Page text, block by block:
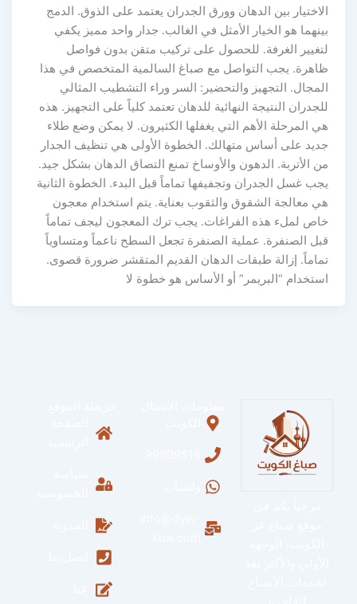
الاختيار بين الدهان وورق الجدران يعتمد على الذوق. الدمج
بينهما هو الخيار الأمثل في الغالب. جدار واحد مميز يكفي
لتغيير الغرفة. للحصول على تركيب متقن بدون فواصل
ظاهرة. يجب التواصل مع صباغ السالمية المتخصص في هذا
المجال. التجهيز والتحضير: السر وراء التشطيب المثالي
للجدران النتيجة النهائية للدهان تعتمد كلياً على التجهيز. هذه
هي المرحلة الأهم التي يغفلها الكثيرون. لا يمكن وضع طلاء
جديد على أساس متهالك. الخطوة الأولى هي تنظيف الجدار
من الأتربة. الدهون والأوساخ تمنع التصاق الدهان بشكل جيد.
يجب غسل الجدران وتجفيفها تماماً قبل البدء. الخطوة الثانية
هي معالجة الشقوق والثقوب بعناية. يتم استخدام معجون
خاص لملء هذه الفراغات. يجب ترك المعجون ليجف تماماً
قبل الصنفرة. عملية الصنفرة تجعل السطح ناعماً ومتساوياً
تماماً. إزالة طبقات الدهان القديم المتقشر ضرورة قصوى.
استخدام “البريمر” أو الأساس هو خطوة لا